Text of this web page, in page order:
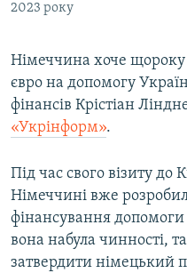
Усі сайти RFE/RL
2023 року
Німеччина хоче щороку
євро на допомогу
фінансів Крістіан
«Укрінформ».
Під час свого візиту до
Німеччині вже
фінансування
вона набула чинності,
затвердити німецький